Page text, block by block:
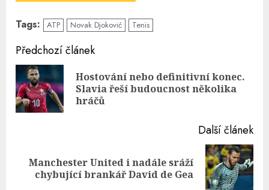
Tags: ATP Novak Djoković Tenis
Continue
Reading
Předchozí článek
Hostování nebo definitivní konec.
Slavia řeší budoucnost několika
hráčů
Další článek
Next
post:
Manchester United i nadále sráží
chybující brankář David de Gea